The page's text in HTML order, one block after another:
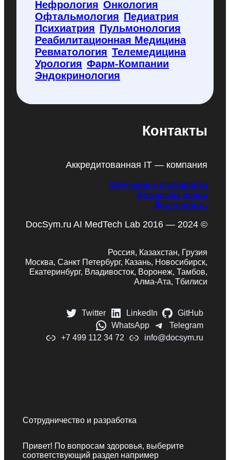
Нефрология Онкология
Офтальмология Педиатрия
Психиатрия Пульмонология
Реабилитационная Медицина
Ревматология Телемедицина
Урология Фарм-Компании
Эндокринология
Контакты
Аккредитованная IT — компания
Обучение и стажировка
Авторские права
Доступность
DocSym.ru AI MedTech Lab 2016 — 2024 ©
Россия, Казахстан, Грузия
Москва, Санкт Петербург, Казань, Новосибирск,
Екатеринбург, Владивосток, Воронеж, Тамбов,
Алма-Ата, Тбилиси
Twitter LinkedIn
GitHub
WhatsApp
Telegram
+7 499 112 34 72
info@docsym.ru
Сотрудничество и разработка
Привет! По вопросам здоровья, выберите
соответствующий раздел например